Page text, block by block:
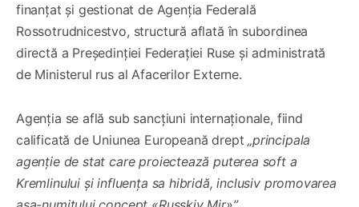
finanțat și gestionat de Agenția Federală
Rossotrudnicestvo, structură aflată în subordinea
directă a Președinției Federației Ruse și administrată
de Ministerul rus al Afacerilor Externe.
Agenția se află sub sancțiuni internaționale, fiind
calificată de Uniunea Europeană drept„principala
agenție de stat care proiectează puterea soft a
Kremlinului și influența sa hibridă, inclusiv promovarea